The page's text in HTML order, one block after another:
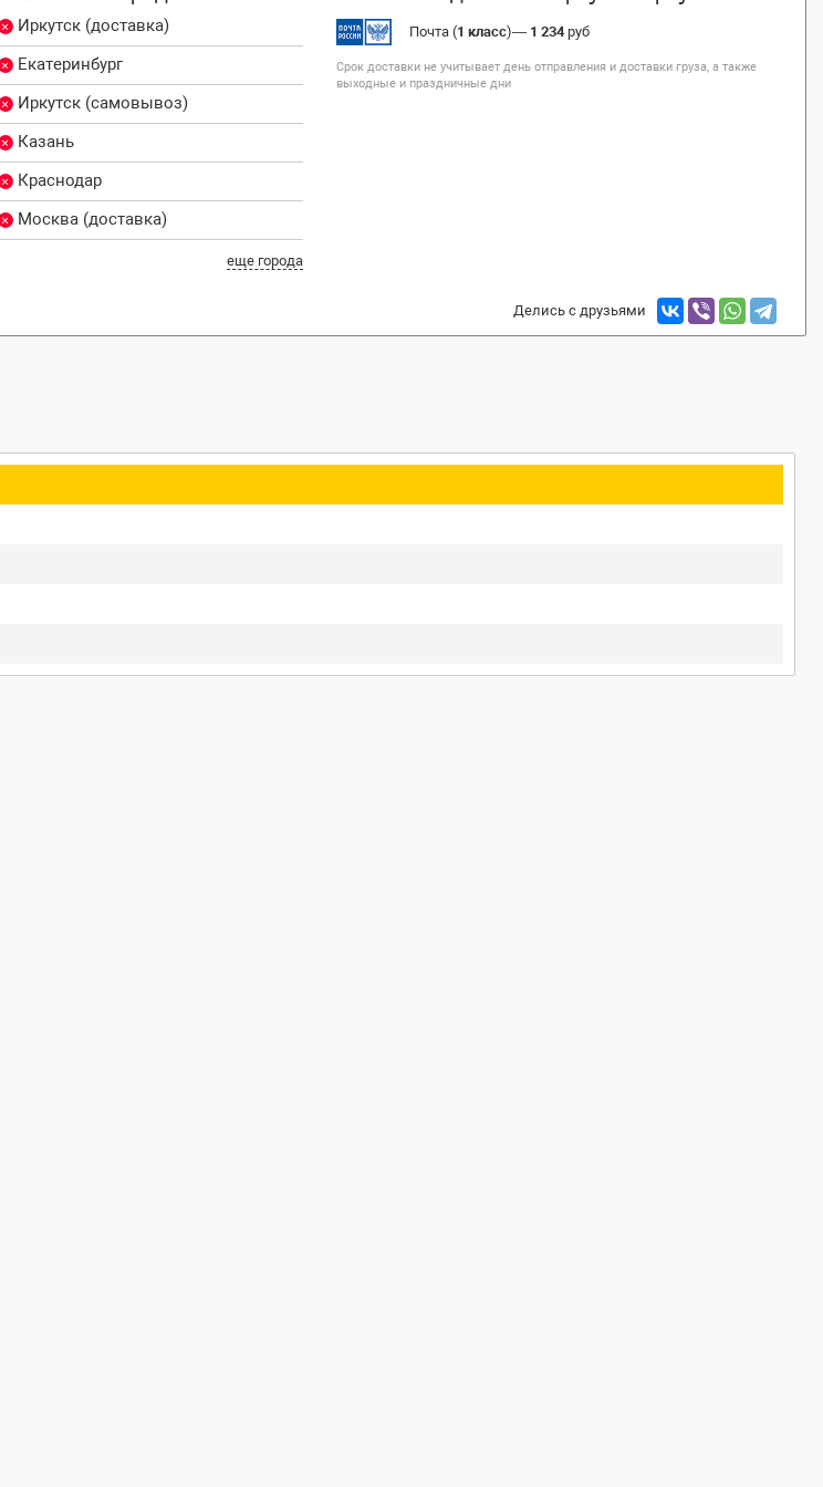
Иркутск (доставка)
Екатеринбург
Иркутск (самовывоз)
Казань
Краснодар
Москва (доставка)
еще города
Почта (1 класс)— 1 234руб
Срок доставки не учитывает день отправления и доставки груза, а также
выходные и праздничные дни
Делись с друзьями